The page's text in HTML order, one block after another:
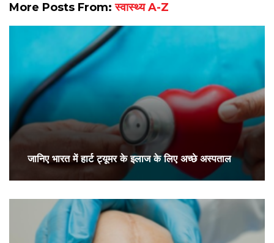
More Posts From:स्वास्थ्य A-Z
जानिए भारत में हार्ट ट्यूमर के इलाज के लिए अच्छे अस्पताल